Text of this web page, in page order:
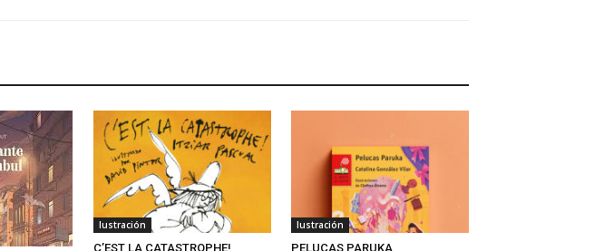
Iustración
C’EST LA CATASTROPHE!
Iustración
PELUCAS PARUKA